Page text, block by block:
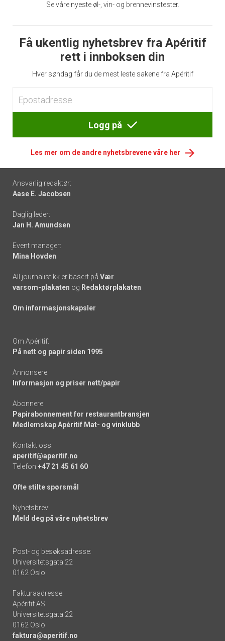
Se våre nyeste øl-, vin- og brennevinstester.
Få ukentlig nyhetsbrev fra Apéritif
rett i innboksen din
Hver søndag får du de mest leste sakene fra Apéritif
Logg på
Les mer om de andre nyhetsbrevene våre her
Footer
-
links
Ansvarlig redaktør:
Aase E. Jacobsen
Daglig leder:
Jan H. Amundsen
Event manager:
Mina Hovden
All journalistikk er basert på Vær
varsom-plakaten og Redaktørplakaten
Om informasjonskapsler
Om Apéritif:
På nett og papir siden 1995
Annonsere:
Informasjon og priser nett/papir
Abonnere:
Papirabonnement for restaurantbransjen
Medlemskap Apéritif Mat- og vinklubb
Kontakt oss:
aperitif@aperitif.no
Telefon +47 21 45 61 60
Ofte stilte spørsmål
Nyhetsbrev:
Meld deg på våre nyhetsbrev
Post- og besøksadresse:
Universitetsgata 22
0162 Oslo
Fakturaadresse:
Apéritif AS
Universitetsgata 22
0162 Oslo
faktura@aperitif.no